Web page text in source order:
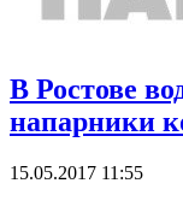
В Ростове
напарники
15.05.2017 11:55